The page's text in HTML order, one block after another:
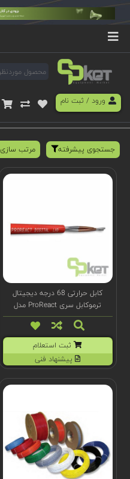
ورود/ ثبت نام
جستجوی پیشرفته مرتب سازی
کابل حرارتی 68 درجه دیجیتال
ترموکابل سری ProReact مدل
F1065
ثبت استعلام
پیشنهاد فنی